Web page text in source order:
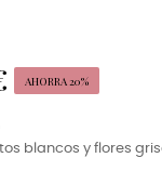
AHORRA 20%
blancos y flores